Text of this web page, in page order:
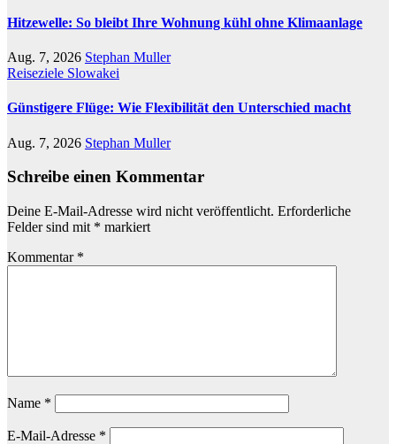
Hitzewelle: So bleibt Ihre Wohnung kühl ohne Klimaanlage
Aug. 7, 2026 Stephan Muller
Reiseziele Slowakei
Günstigere Flüge: Wie Flexibilität den Unterschied macht
Aug. 7, 2026 Stephan Muller
Schreibe einen Kommentar
Deine E-Mail-Adresse wird nicht veröffentlicht. Erforderliche
Felder sind mit * markiert
Kommentar *
Name *
E-Mail-Adresse *